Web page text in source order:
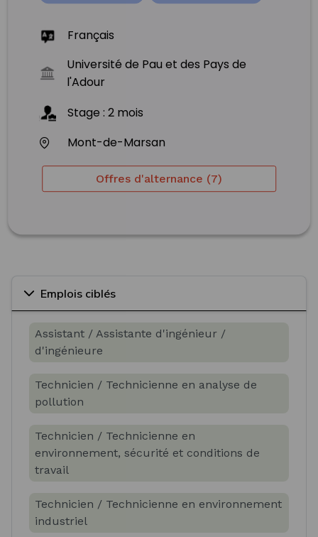
Français
Université de Pau et des Pays de
l'Adour
Stage :2 mois
Mont-de-Marsan
Offres d'alternance (7)
Emplois ciblés
Assistant / Assistante d'ingénieur /
d'ingénieure
Technicien / Technicienne en analyse de
pollution
Technicien / Technicienne en
environnement, sécurité et conditions de
travail
Technicien / Technicienne en environnement
industriel